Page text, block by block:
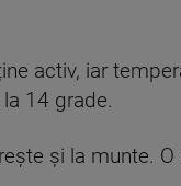
activ, iar
14 grade.
și la munte.